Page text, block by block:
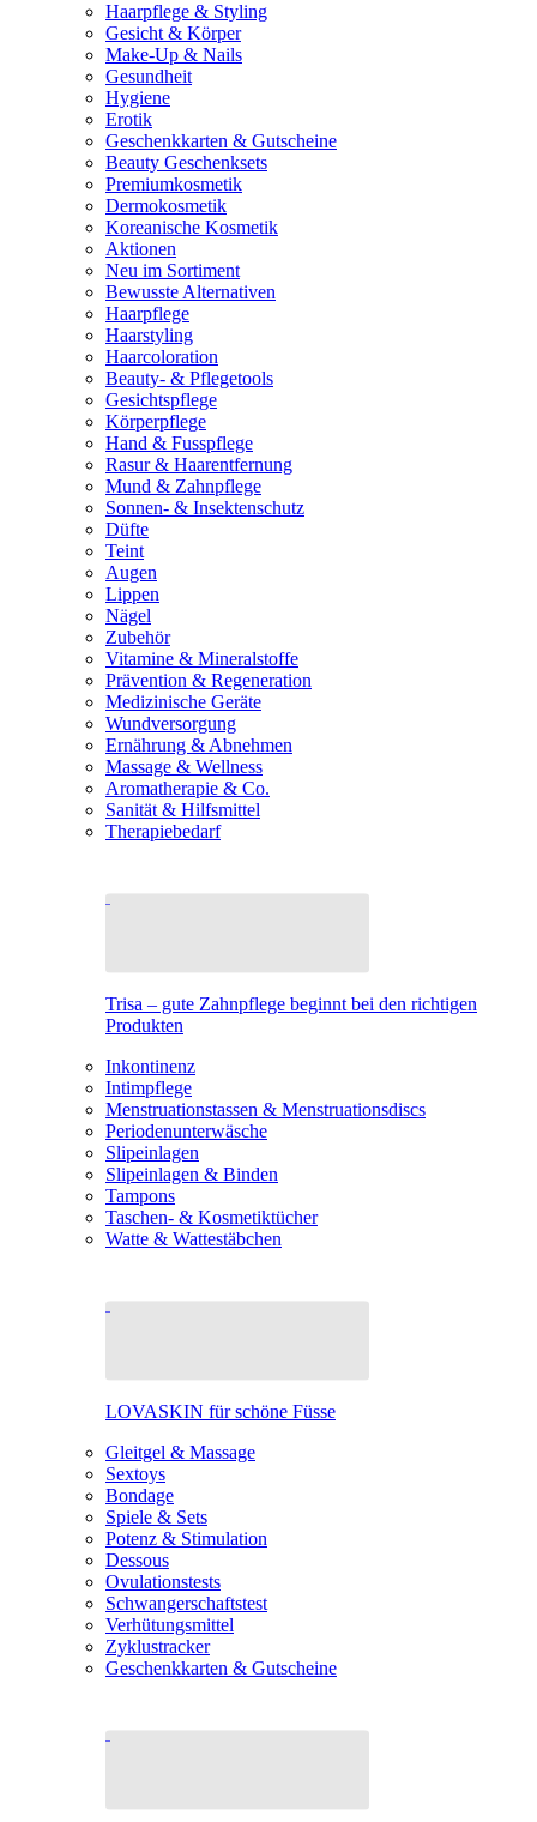
Haarpflege & Styling
Gesicht & Körper
Make-Up & Nails
Gesundheit
Hygiene
Erotik
Geschenkkarten & Gutscheine
Beauty Geschenksets
Premiumkosmetik
Dermokosmetik
Koreanische Kosmetik
Aktionen
Neu im Sortiment
Bewusste Alternativen
Haarpflege
Haarstyling
Haarcoloration
Beauty- & Pflegetools
Gesichtspflege
Körperpflege
Hand & Fusspflege
Rasur & Haarentfernung
Mund & Zahnpflege
Sonnen- & Insektenschutz
Düfte
Teint
Augen
Lippen
Nägel
Zubehör
Vitamine & Mineralstoffe
Prävention & Regeneration
Medizinische Geräte
Wundversorgung
Ernährung & Abnehmen
Massage & Wellness
Aromatherapie & Co.
Sanität & Hilfsmittel
Therapiebedarf
Trisa – gute Zahnpflege beginnt bei den richtigen
Produkten
Inkontinenz
Intimpflege
Menstruationstassen & Menstruationsdiscs
Periodenunterwäsche
Slipeinlagen
Slipeinlagen & Binden
Tampons
Taschen- & Kosmetiktücher
Watte & Wattestäbchen
LOVASKIN für schöne Füsse
Gleitgel & Massage
Sextoys
Bondage
Spiele & Sets
Potenz & Stimulation
Dessous
Ovulationstests
Schwangerschaftstest
Verhütungsmittel
Zyklustracker
Geschenkkarten & Gutscheine